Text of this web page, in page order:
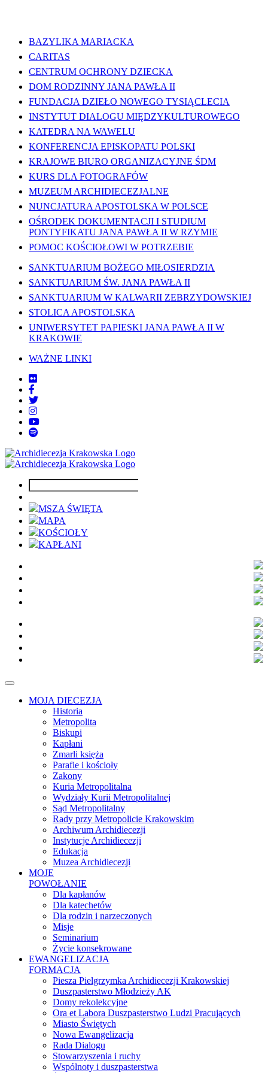
BAZYLIKA MARIACKA
CARITAS
CENTRUM OCHRONY DZIECKA
DOM RODZINNY JANA PAWŁA II
FUNDACJA DZIEŁO NOWEGO TYSIĄCLECIA
INSTYTUT DIALOGU MIĘDZYKULTUROWEGO
KATEDRA NA WAWELU
KONFERENCJA EPISKOPATU POLSKI
KRAJOWE BIURO ORGANIZACYJNE ŚDM
KURS DLA FOTOGRAFÓW
MUZEUM ARCHIDIECEZJALNE
NUNCJATURA APOSTOLSKA W POLSCE
OŚRODEK DOKUMENTACJI I STUDIUM
PONTYFIKATU JANA PAWŁA II W RZYMIE
POMOC KOŚCIOŁOWI W POTRZEBIE
SANKTUARIUM BOŻEGO MIŁOSIERDZIA
SANKTUARIUM ŚW. JANA PAWŁA II
SANKTUARIUM W KALWARII ZEBRZYDOWSKIEJ
STOLICA APOSTOLSKA
UNIWERSYTET PAPIESKI JANA PAWŁA II W
KRAKOWIE
WAŻNE LINKI
MSZA ŚWIĘTA
MAPA
KOŚCIOŁY
KAPŁANI
MOJA DIECEZJA
Historia
Metropolita
Biskupi
Kapłani
Zmarli księża
Parafie i kościoły
Zakony
Kuria Metropolitalna
Wydziały Kurii Metropolitalnej
Sąd Metropolitalny
Rady przy Metropolicie Krakowskim
Archiwum Archidiecezji
Instytucje Archidiecezji
Edukacja
Muzea Archidiecezji
MOJE
POWOŁANIE
Dla kapłanów
Dla katechetów
Dla rodzin i narzeczonych
Misje
Seminarium
Życie konsekrowane
EWANGELIZACJA
FORMACJA
Piesza Pielgrzymka Archidiecezji Krakowskiej
Duszpasterstwo Młodzieży AK
Domy rekolekcyjne
Ora et Labora Duszpasterstwo Ludzi Pracujących
Miasto Świętych
Nowa Ewangelizacja
Rada Dialogu
Stowarzyszenia i ruchy
Wspólnoty i duszpasterstwa